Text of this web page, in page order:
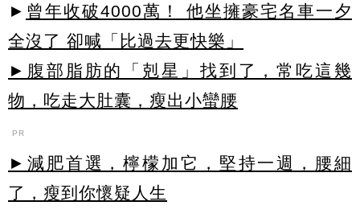
► 曾年收破4000萬！ 他坐擁豪宅名車一夕
全沒了 卻喊「比過去更快樂」
►腹部脂肪的「剋星」找到了，常吃這幾
物，吃走大肚囊，瘦出小蠻腰
PR
►減肥首選，檸檬加它，堅持一週，腰細
了，瘦到你懷疑人生